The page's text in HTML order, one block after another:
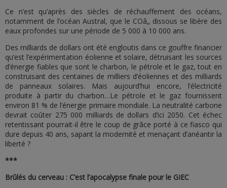
Ce n’est qu’après des siècles de réchauffement des océans,
notamment de l’océan Austral, que le COâ‚‚ dissous se libère des
eaux profondes sur une période de 5 000 à 10 000 ans.
Des milliards de dollars ont été engloutis dans ce gouffre financier
qu’est l’expérimentation éolienne et solaire, détruisant les sources
d’énergie fiables que sont le charbon, le pétrole et le gaz, tout en
construisant des centaines de milliers d’éoliennes et des milliards
de panneaux solaires. Mais aujourd’hui encore, l’électricité
produite à partir du charbon…Le pétrole et le gaz fournissent
environ 81 % de l’énergie primaire mondiale. La neutralité carbone
devrait coûter 275 000 milliards de dollars d’ici 2050. Cet échec
retentissant pourrait-il être le coup de grâce porté à ce fiasco qui
dure depuis 40 ans, sapant la modernité et menaçant d’anéantir la
liberté ?
***
Brûlés du cerveau : C’est l’apocalypse finale pour le GIEC